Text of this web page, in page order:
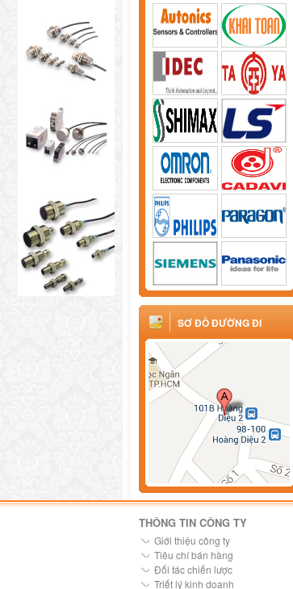
SƠ ĐỒ ĐƯỜNG ĐI
THÔNG TIN CÔNG TY
Giới thiệu công ty
Tiêu chí bán hàng
Đối tác chiến lược
Triết lý kinh doanh